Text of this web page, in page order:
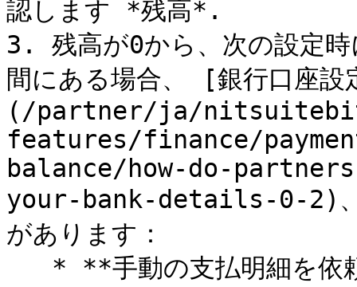
認します *残高*.
3. 残高が0から、次の設定時
間にある場合、 [銀行口座設
(/partner/ja/
features/finance/
balance/how-do-
your-bank-details-0-2)、
があります：